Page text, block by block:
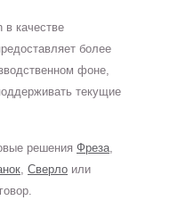
качестве
более
фоне,
текущие
решения Фреза
Сверло или